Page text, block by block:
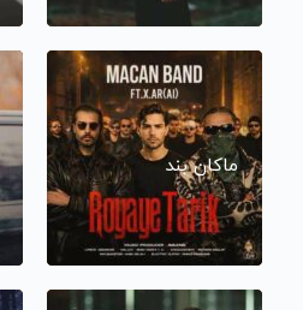
ماکان بند